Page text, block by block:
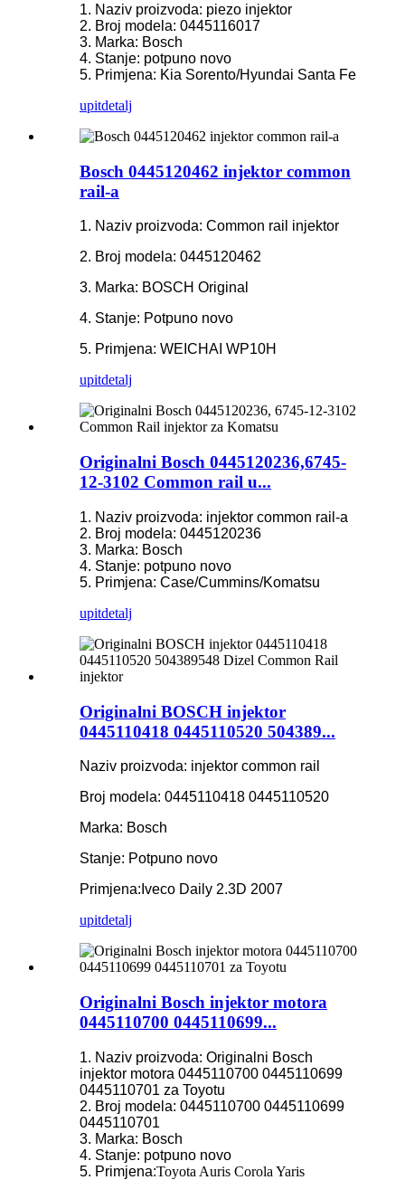
1. Naziv proizvoda: piezo injektor
2. Broj modela: 0445116017
3. Marka: Bosch
4. Stanje: potpuno novo
5. Primjena: Kia Sorento/Hyundai Santa Fe
upitdetalj
Bosch 0445120462 injektor common
rail-a
1. Naziv proizvoda: Common rail injektor
2. Broj modela: 0445120462
3. Marka: BOSCH Original
4. Stanje: Potpuno novo
5. Primjena: WEICHAI WP10H
upitdetalj
Originalni Bosch 0445120236,6745-
12-3102 Common rail u...
1. Naziv proizvoda: injektor common rail-a
2. Broj modela: 0445120236
3. Marka: Bosch
4. Stanje: potpuno novo
5. Primjena: Case/Cummins/Komatsu
upitdetalj
Originalni BOSCH injektor
0445110418 0445110520 504389...
Naziv proizvoda: injektor common rail
Broj modela: 0445110418 0445110520
Marka: Bosch
Stanje: Potpuno novo
Primjena: Iveco Daily 2.3D 2007
upitdetalj
Originalni Bosch injektor motora
0445110700 0445110699...
1. Naziv proizvoda: Originalni Bosch
injektor motora 0445110700 0445110699
0445110701 za Toyotu
2. Broj modela: 0445110700 0445110699
0445110701
3. Marka: Bosch
4. Stanje: potpuno novo
5. Primjena:Toyota Auris Corola Yaris